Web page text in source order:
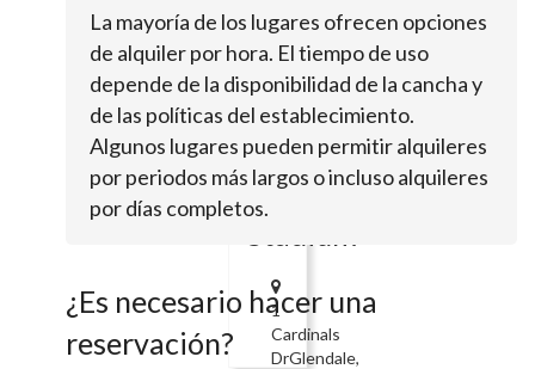
1
Cardinals
DrGlendale,
AZ
85305
State
Farm
1
Cardinals
DrGlendale,
La mayoría de los lugares ofrecen opciones
de alquiler por hora. El tiempo de uso
depende de la disponibilidad de la cancha y
de las políticas del establecimiento.
Algunos lugares pueden permitir alquileres
por periodos más largos o incluso alquileres
por días completos.
¿Es necesario hacer una
reservación?